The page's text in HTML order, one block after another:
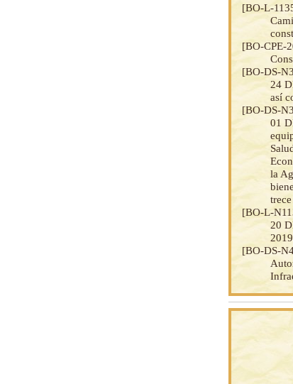
[BO-L-
[BO-CPE-
[BO-DS-
24
así
[BO-DS-
01
la
[BO-L-
20
[BO-DS-